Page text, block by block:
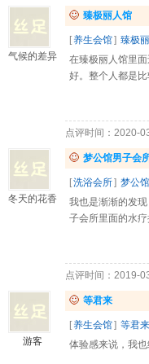
气候的差异
臻极丽人馆
[养生会馆] 臻极
在臻极丽人馆里
好。整个人都是比
点评时间：2020-
冬天的花香
梦公馆男子会
[洗浴会所] 梦公
我也是渐渐的发
子会所里面的水疗
点评时间：2019-
游客
等君来
[养生会馆] 等君来
体验感来说，我